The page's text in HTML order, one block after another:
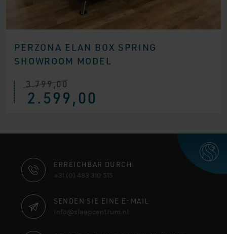
PERZONA ELAN BOX SPRING
SHOWROOM MODEL
3.799,00
Ursprünglicher
Preis
war:
2.599,00
Aktueller
Preis
ist:
KONTAKTINFORMATIONEN
ERREICHBAR DURCH
+31 (0) 493 310 515
SENDEN SIE EINE E-MAIL
info@slaapcentrum.nl